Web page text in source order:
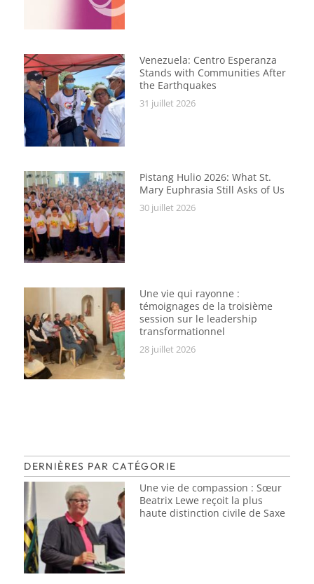
Venezuela: Centro Esperanza
Stands with Communities After
the Earthquakes
31 juillet 2026
Pistang Hulio 2026: What St.
Mary Euphrasia Still Asks of Us
30 juillet 2026
Une vie qui rayonne :
témoignages de la troisième
session sur le leadership
transformationnel
28 juillet 2026
DERNIÈRES PAR CATÉGORIE
Une vie de compassion : Sœur
Beatrix Lewe reçoit la plus
haute distinction civile de Saxe